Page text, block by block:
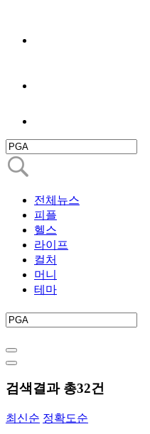
전체뉴스
피플
헬스
라이프
컬처
머니
테마
검색결과 총32건
최신순 정확도순